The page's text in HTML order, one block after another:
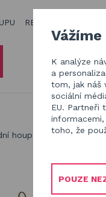
REALIZACE V ČR
houpačky, houpací
K analýze
a
tom, jak náš
sociální
EU. Partneři
toho, že
POUZE